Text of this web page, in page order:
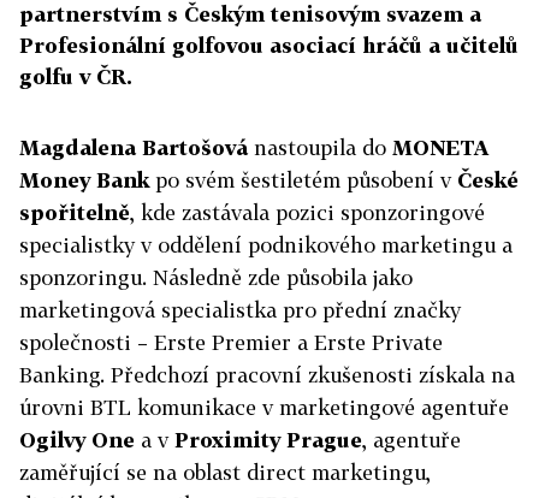
partnerstvím s Českým tenisovým svazem a
Profesionální golfovou asociací hráčů a učitelů
golfu v ČR.
Magdalena Bartošovánastoupila do MONETA
Money Bank po svém šestiletém působení v České
spořitelně, kde zastávala pozici sponzoringové
specialistky v oddělení podnikového marketingu a
sponzoringu. Následně zde působila jako
marketingová specialistka pro přední značky
společnosti – Erste Premier a Erste Private
Banking. Předchozí pracovní zkušenosti získala na
úrovni BTL komunikace v marketingové agentuře
Ogilvy One a vProximity Prague, agentuře
zaměřující se na oblast direct marketingu,